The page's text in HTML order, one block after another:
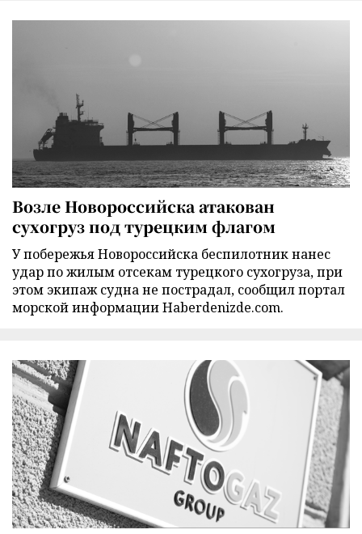
Возле Новороссийска атакован
сухогруз под турецким флагом
У побережья Новороссийска беспилотник нанес
удар по жилым отсекам турецкого сухогруза, при
этом экипаж судна не пострадал, сообщил портал
морской информации Haberdenizde.com.